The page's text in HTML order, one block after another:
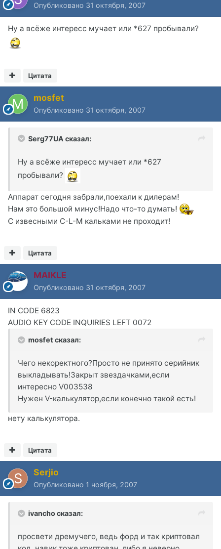
Опубликовано 31 октября, 2007
Ну а всёже интересс мучает или *627 пробывали?
Цитата
mosfet
Опубликовано 31 октября, 2007
Serg77UA сказал:
Ну а всёже интересс мучает или *627
пробывали?
Аппарат сегодня забрали,поехали к дилерам!
Нам это большой минус!Надо что-то думать!
С извесными С-L-M кальками не проходит!
Цитата
MAIKLE
Опубликовано 31 октября, 2007
IN CODE 6823
AUDIO KEY CODE INQUIRIES LEFT 0072
mosfet сказал:
Чего некоректного?Просто не принято серийник
выкладывать!Закрыт звездачками,если
интересно V003538
Нужен V-калькулятор,если конечно такой есть!
нету калькулятора.
Цитата
Serjio
Опубликовано 1 ноября, 2007
ivancho сказал:
просвети дремучего, ведь форд и так криптовал